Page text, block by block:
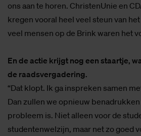
ons aan te horen. ChristenUnie en
kregen vooral heel veel steun van
veel mensen op de Brink waren het
En de actie krijgt nog een staartje,
de raadsvergadering.
“Dat klopt. Ik ga inspreken samen
Dan zullen we opnieuw
probleem is. Niet alleen voor de
studentenwelzijn, maar net zo goed